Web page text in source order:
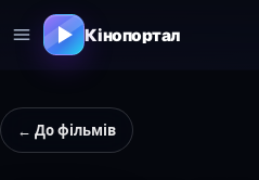
Кінопортал
← До фільмів